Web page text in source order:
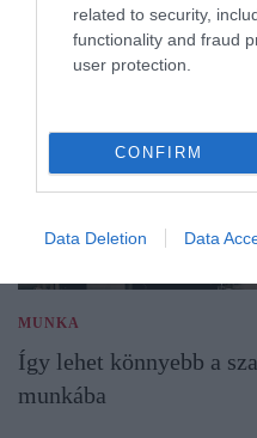
related to security,
functionality and fraud
user protection.
CONFIRM
Data Deletion Data
MUNKA
Így lehet könnyebb a
munkába